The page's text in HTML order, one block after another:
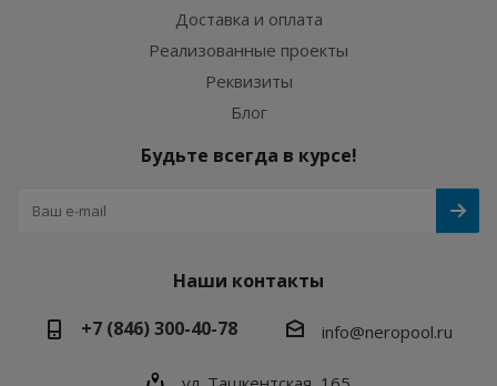
Доставка и оплата
Реализованные проекты
Реквизиты
Блог
Будьте всегда в курсе!
Наши контакты
+7 (846) 300-40-78
info@neropool.ru